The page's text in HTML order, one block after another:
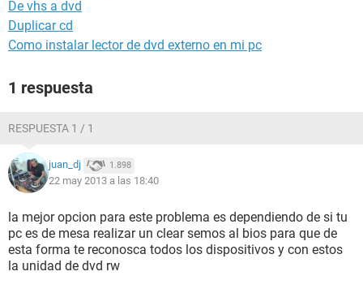
De vhs a dvd
Duplicar cd
Como instalar lector de dvd externo en mi pc
1 respuesta
RESPUESTA 1 / 1
juan_dj 1.898
22 may 2013 a las 18:40
la mejor opcion para este problema es dependiendo de si tu
pc es de mesa realizar un clear semos al bios para que de
esta forma te reconosca todos los dispositivos y con estos
la unidad de dvd rw